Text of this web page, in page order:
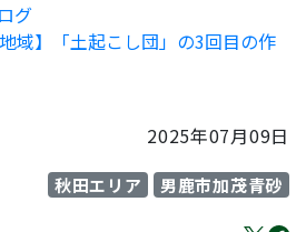
グ
域】「土起こし団」の3回目の作
2025年07月09日
秋田エリア 男鹿市加茂青砂